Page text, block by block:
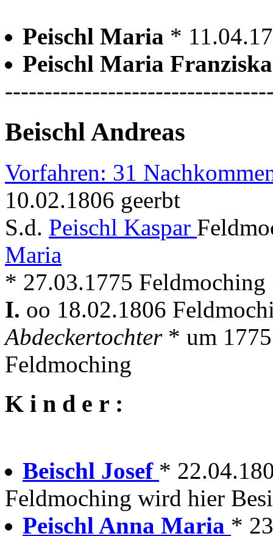
Peischl Maria *
Peischl Maria
Beischl Andreas
Vorfahren: 31
10.02.1806 geerbt
S.d. Peischl Kaspar
Maria
* 27.03.1775
I. oo 18.02.1806
Abdeckertochter * um
Feldmoching
K i n d e r :
Beischl Josef *
Feldmoching wird hier
Peischl Anna Maria *